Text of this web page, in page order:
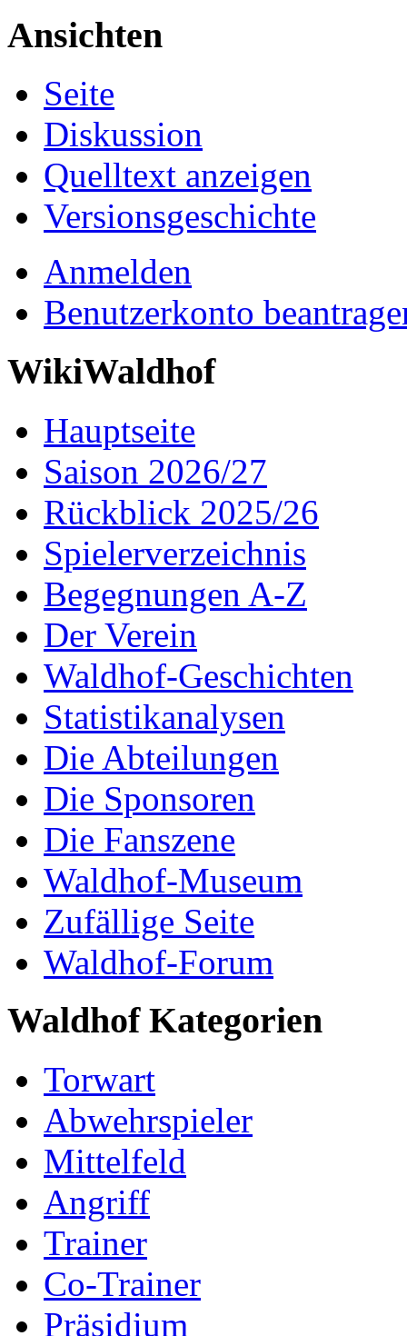
Ansichten
Seite
Diskussion
Quelltext anzeigen
Versionsgeschichte
Anmelden
Benutzerkonto
WikiWaldhof
Hauptseite
Saison 2026/27
Rückblick 2025/26
Spielerverzeichnis
Begegnungen A-Z
Der Verein
Waldhof-Geschichten
Statistikanalysen
Die Abteilungen
Die Sponsoren
Die Fanszene
Waldhof-Museum
Zufällige Seite
Waldhof-Forum
Waldhof Kategorien
Torwart
Abwehrspieler
Mittelfeld
Angriff
Trainer
Co-Trainer
Präsidium